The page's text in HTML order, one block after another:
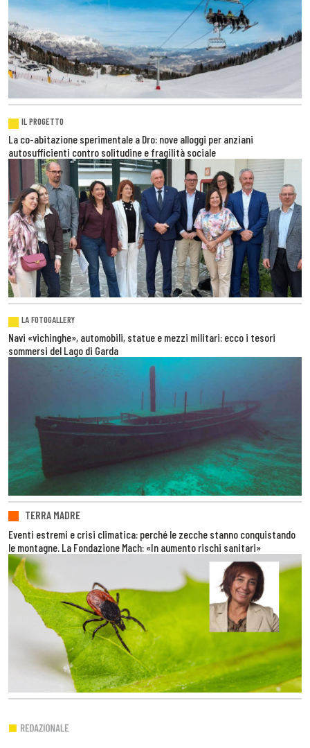
IL PROGETTO
La co-abitazione sperimentale a Dro: nove alloggi per anziani
autosufficienti contro solitudine e fragilità sociale
LA FOTOGALLERY
Navi «vichinghe», automobili, statue e mezzi militari: ecco i tesori
sommersi del Lago di Garda
TERRA MADRE
Eventi estremi e crisi climatica: perché le zecche stanno conquistando
le montagne. La Fondazione Mach: «In aumento rischi sanitari»